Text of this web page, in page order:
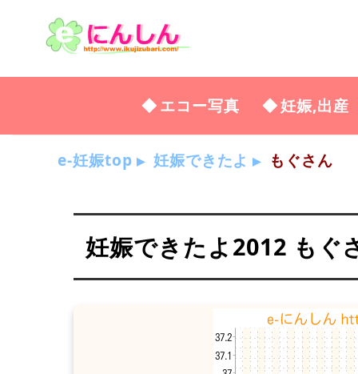
エコー写真 妊娠,出産
e-妊娠top 妊娠できたよ もぐさん
妊娠できたよ2012 もぐ